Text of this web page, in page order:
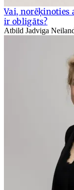
Vai, norēķinoties
ir obligāts?
Atbild Jadviga